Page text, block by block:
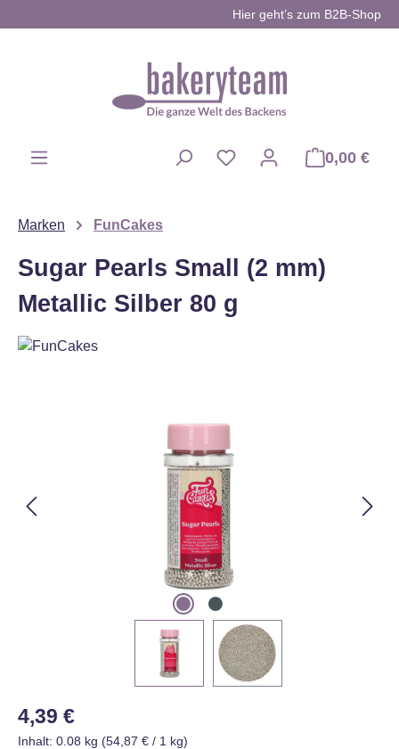
Hier geht’s zum B2B-Shop
0,00 €
Marken FunCakes
Sugar Pearls Small (2 mm)
Metallic Silber 80 g
Regulärer Preis:
4,39 €
Inhalt: 0.08 kg (54,87 € / 1 kg)